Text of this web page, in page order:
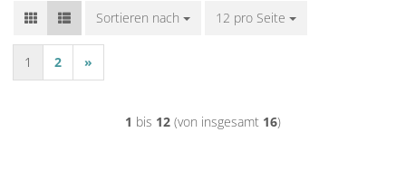
Sortieren nach
Sortieren nach 12 pro Seite
pro Seite
1 2 »
1 bis 12 (von insgesamt 16)